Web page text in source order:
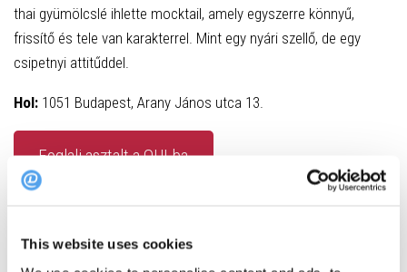
This website uses cookies
thai gyümölcslé ihlette mocktail, amely egyszerre könnyű,
frissítő és tele van karakterrel. Mint egy nyári szellő, de egy
csipetnyi attitűddel.
Hol: 1051 Budapest, Arany János utca 13.
Foglalj asztalt a QUI-ba
OPIUM – Szerelem első kortyra